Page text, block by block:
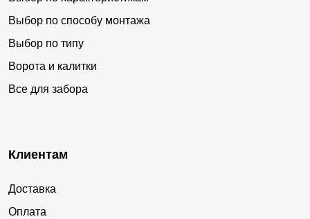
Выбор по способу монтажа
Выбор по типу
Ворота и калитки
Все для забора
Клиентам
Доставка
Оплата